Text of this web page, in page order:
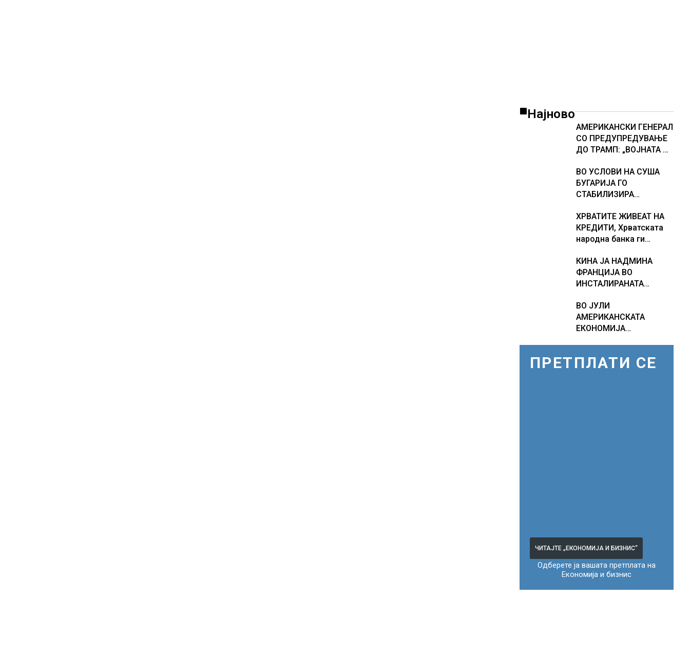
Најново
АМЕРИКАНСКИ ГЕНЕРАЛ
СО ПРЕДУПРЕДУВАЊЕ
ДО ТРАМП: „ВОЈНАТА НЕ
ВО УСЛОВИ НА СУША
БУГАРИЈА ГО
СТАБИЛИЗИРА
ЕНЕРГЕТСКИ СИСТЕМ,
како Бугарија стана
балкански шампион во
од батерии
ХРВАТИТЕ ЖИВЕАТ НА
КРЕДИТИ, Хрватската
народна банка ги
кредитирање и
предупредува на
зголемени ризици во
КИНА ЈА НАДМИНА
ФРАНЦИЈА ВО
ИНСТАЛИРАНАТА
НУКЛЕАРНИТЕ
ЦЕНТРАЛИ
ВО ЈУЛИ
АМЕРИКАНСКАТА
ЕКОНОМИЈА
ПРЕТПЛАТИ СЕ
ЧИТАЈТЕ „ЕКОНОМИЈА И БИЗНИС“
Одберете ја вашата претплата на
Економија и бизнис